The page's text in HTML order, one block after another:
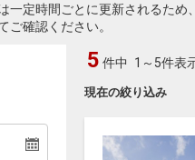
一定時間ごとに更新されるた
ご確認ください。
現在の絞り込み
5 件中 1～5件表